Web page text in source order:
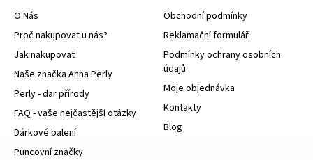
O Nás
Proč nakupovat u nás?
Jak nakupovat
Naše značka Anna Perly
Perly - dar přírody
FAQ - vaše nejčastější otázky
Dárkové balení
Puncovní značky
Obchodní podmínky
Reklamační formulář
Podmínky ochrany osobních
údajů
Moje objednávka
Kontakty
Blog